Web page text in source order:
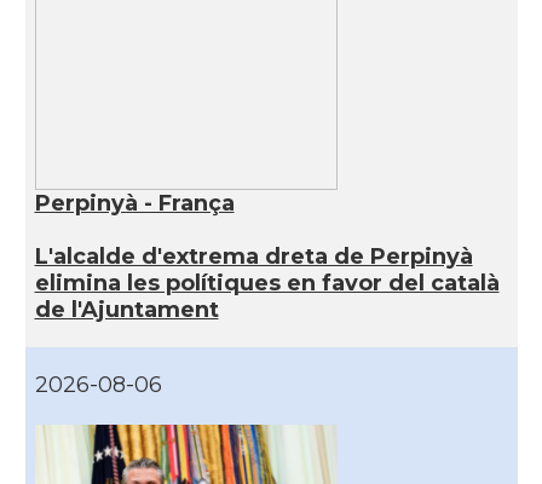
Perpinyà - França
L'alcalde d'extrema dreta de Perpinyà
elimina les polítiques en favor del català
de l'Ajuntament
2026-08-06